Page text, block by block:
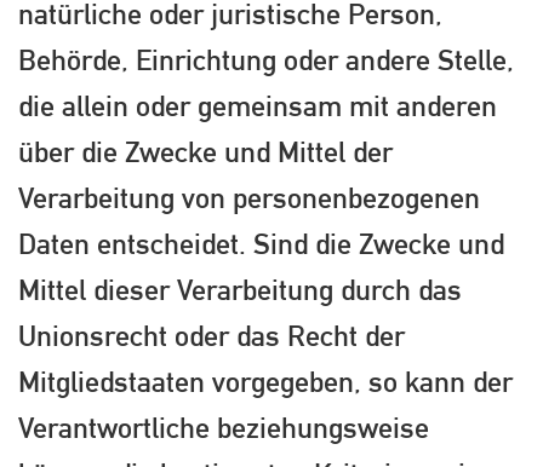
natürliche oder juristische Person,
Behörde, Einrichtung oder andere Stelle,
die allein oder gemeinsam mit anderen
über die Zwecke und Mittel der
Verarbeitung von personenbezogenen
Daten entscheidet. Sind die Zwecke und
Mittel dieser Verarbeitung durch das
Unionsrecht oder das Recht der
Mitgliedstaaten vorgegeben, so kann der
Verantwortliche beziehungsweise